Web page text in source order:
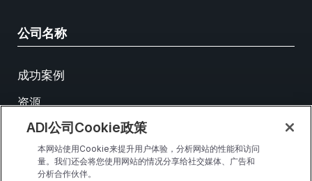
公司名称
成功案例
资源
活动
联系我们
ADI公司Cookie政策
本网站使用Cookie来提升用户体验，分析网站的性能和访问
量。我们还会将您使用网站的情况分享给社交媒体、广告和
分析合作伙伴。